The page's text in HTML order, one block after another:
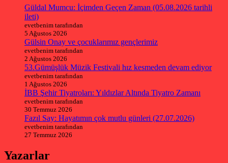
Güldal Mumcu: İçimden Geçen Zaman (05.08.2026 tarihli
ileti)
evetbenim tarafından
5 Ağustos 2026
Gülsin Onay ve çocuklarımız gençlerimiz
evetbenim tarafından
2 Ağustos 2026
53.Gümüşlük Müzik Festivali hız kesmeden devam ediyor
evetbenim tarafından
1 Ağustos 2026
İBB Şehir Tiyatroları: Yıldızlar Altında Tiyatro Zamanı
evetbenim tarafından
30 Temmuz 2026
Fazıl Say: Hayatımın çok mutlu günleri (27.07.2026)
evetbenim tarafından
27 Temmuz 2026
Yazarlar